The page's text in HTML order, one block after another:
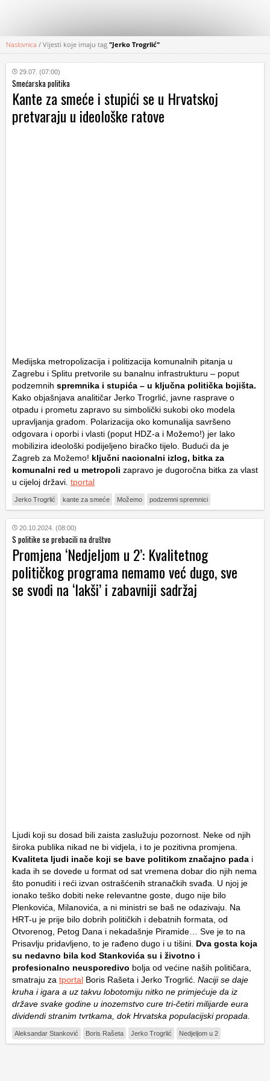
KATEGORIJE
HRVATSKI
WEB
Naslovnica / Vijesti koje imaju tag "Jerko Trogrlić"
29.07. (07:00)
Smećarska politika
Kante za smeće i stupići se u Hrvatskoj
pretvaraju u ideološke ratove
Medijska metropolizacija i politizacija komunalnih pitanja u
Zagrebu i Splitu pretvorile su banalnu infrastrukturu – poput
podzemnih spremnika i stupića – u ključna politička bojišta.
Kako objašnjava analitičar Jerko Trogrlić, javne rasprave o
otpadu i prometu zapravo su simbolički sukobi oko modela
upravljanja gradom. Polarizacija oko komunalija savršeno
odgovara i oporbi i vlasti (poput HDZ-a i Možemo!) jer lako
mobilizira ideološki podijeljeno biračko tijelo. Budući da je
Zagreb za Možemo! ključni nacionalni izlog, bitka za
komunalni red u metropoli zapravo je dugoročna bitka za vlast
u cijeloj državi. tportal
Jerko Trogrlić kante za smeće Možemo podzemni spremnici
20.10.2024. (08:00)
S politike se prebacili na društvo
Promjena ‘Nedjeljom u 2’: Kvalitetnog
političkog programa nemamo već dugo, sve
se svodi na ‘lakši’ i zabavniji sadržaj
Ljudi koji su dosad bili zaista zaslužuju pozornost. Neke od njih
široka publika nikad ne bi vidjela, i to je pozitivna promjena.
Kvaliteta ljudi inače koji se bave politikom značajno pada i
kada ih se dovede u format od sat vremena dobar dio njih nema
što ponuditi i reći izvan ostrašćenih stranačkih svađa. U njoj je
ionako teško dobiti neke relevantne goste, dugo nije bilo
Plenkovića, Milanovića, a ni ministri se baš ne odazivaju. Na
HRT-u je prije bilo dobrih političkih i debatnih formata, od
Otvorenog, Petog Dana i nekadašnje Piramide… Sve je to na
Prisavlju pridavljeno, to je rađeno dugo i u tišini. Dva gosta koja
su nedavno bila kod Stankovića su i životno i
profesionalno neusporedivo bolja od većine naših političara,
smatraju za tportal Boris Rašeta i Jerko Trogrlić. Naciji se daje
kruha i igara a uz takvu lobotomiju nitko ne primjećuje da iz
države svake godine u inozemstvo cure tri-četiri milijarde eura
dividendi stranim tvrtkama, dok Hrvatska populacijski propada.
Aleksandar Stanković Boris Rašeta Jerko Trogrlić Nedjeljom u 2